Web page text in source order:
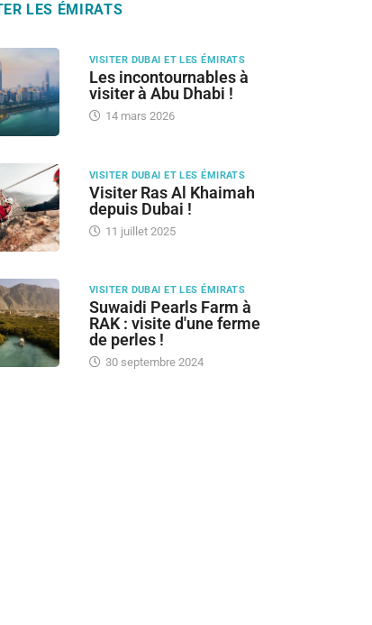
LES ÉMIRATS
VISITER DUBAI ET LES ÉMIRATS
Les incontournables à
visiter à Abu Dhabi !
14 mars 2026
VISITER DUBAI ET LES ÉMIRATS
Visiter Ras Al Khaimah
depuis Dubai !
11 juillet 2025
VISITER DUBAI ET LES ÉMIRATS
Suwaidi Pearls Farm à
RAK : visite d'une ferme
de perles !
30 septembre 2024